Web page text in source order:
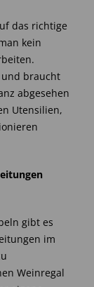
das richtige
kein
und braucht
abgesehen
Utensilien,
gibt es
im
Weinregal